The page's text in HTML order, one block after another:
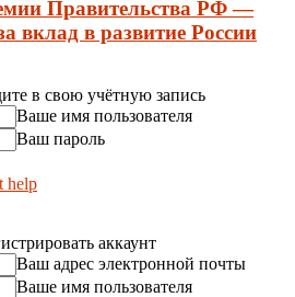
Правительства РФ —
вклад в развитие России
в свою учётную запись
Ваше имя пользователя
Ваш пароль
help
аккаунт
Ваш адрес электронной почты
Ваше имя пользователя